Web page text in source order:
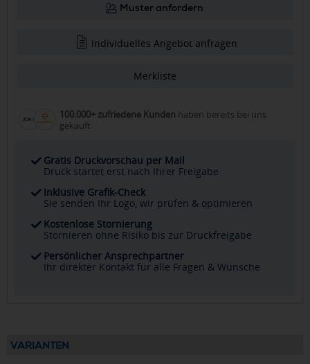
Muster anfordern
Individuelles Angebot anfragen
Merkliste
100.000+ zufriedene Kunden haben bereits bei uns
gekauft
Gratis Druckvorschau per Mail
Druck startet erst nach Ihrer Freigabe
Inklusive Grafik-Check
Sie senden Ihr Logo, wir prüfen & optimieren
Kostenlose Stornierung
Stornieren ohne Risiko bis zur Druckfreigabe
Persönlicher Ansprechpartner
Ihr direkter Kontakt für alle Fragen & Wünsche
VARIANTEN